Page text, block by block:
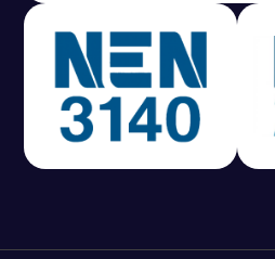
Geen lekkage? Geen betaling.
Vast tarief van € 395,- exc btw.
Rapport binnen 3 werkdagen.
100% RIsicovrij.
Vaak vergoed door verzekeraar.